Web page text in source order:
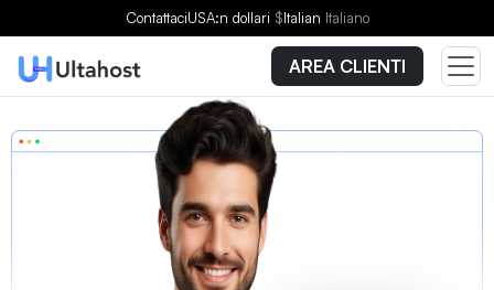
ContattaciUSA:n dollari $Italian Italiano
AREA CLIENTI